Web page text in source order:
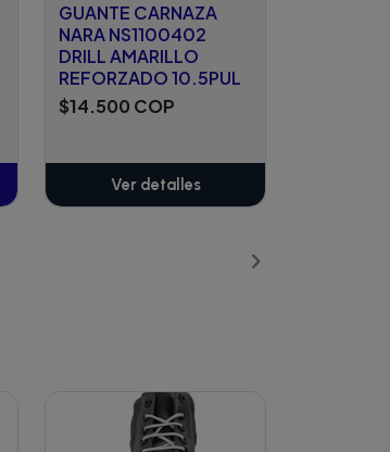
GUANTE CARNAZA
NARA NS1100402
DRILL AMARILLO
REFORZADO 10.5PUL
$14.500 COP
Ver detalles